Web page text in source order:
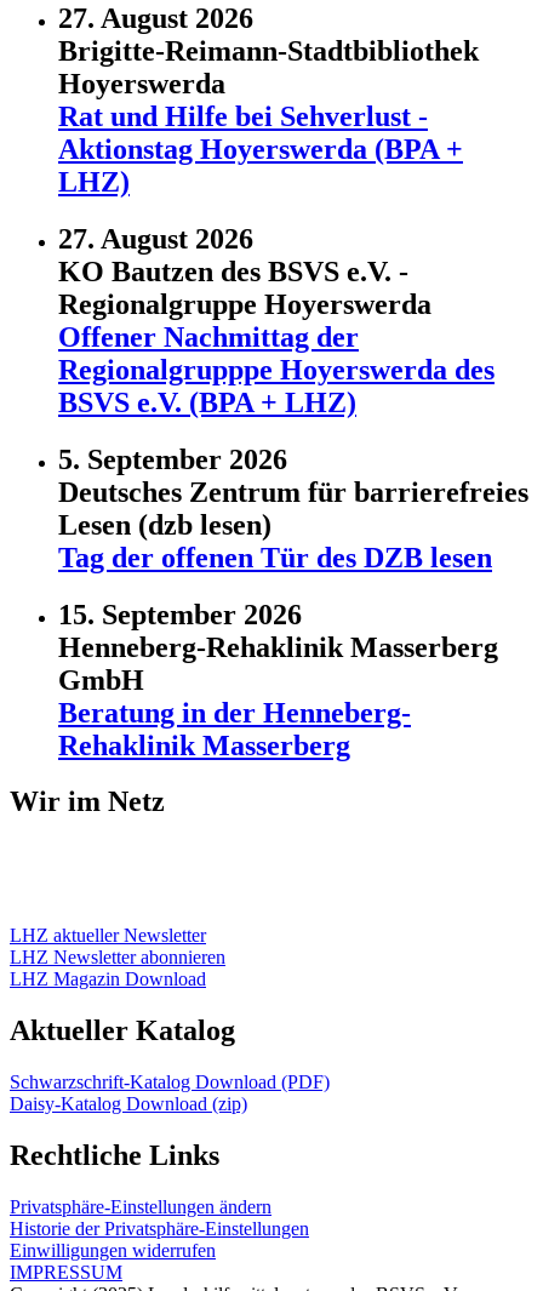
27. August 2026
Brigitte-Reimann-Stadtbibliothek
Hoyerswerda
Rat und Hilfe bei Sehverlust -
Aktionstag Hoyerswerda (BPA +
LHZ)
27. August 2026
KO Bautzen des BSVS e.V. -
Regionalgruppe Hoyerswerda
Offener Nachmittag der
Regionalgrupppe Hoyerswerda des
BSVS e.V. (BPA + LHZ)
5. September 2026
Deutsches Zentrum für barrierefreies
Lesen (dzb lesen)
Tag der offenen Tür des DZB lesen
15. September 2026
Henneberg-Rehaklinik Masserberg
GmbH
Beratung in der Henneberg-
Rehaklinik Masserberg
Wir im Netz
LHZ aktueller Newsletter
LHZ Newsletter abonnieren
LHZ Magazin Download
Aktueller Katalog
Schwarzschrift-Katalog Download (PDF)
Daisy-Katalog Download (zip)
Rechtliche Links
Privatsphäre-Einstellungen ändern
Historie der Privatsphäre-Einstellungen
Einwilligungen widerrufen
IMPRESSUM